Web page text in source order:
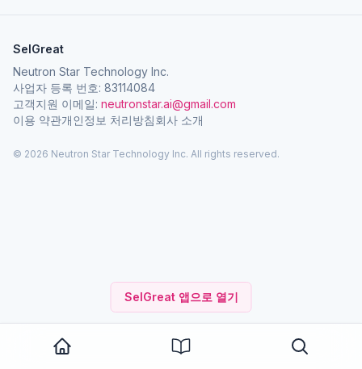
SelGreat 앱으로 열기
SelGreat
Neutron Star Technology Inc.
사업자 등록 번호: 83114084
고객지원 이메일: neutronstar.ai@gmail.com
이용 약관개인정보 처리방침회사 소개
© 2026 Neutron Star Technology Inc. All rights reserved.